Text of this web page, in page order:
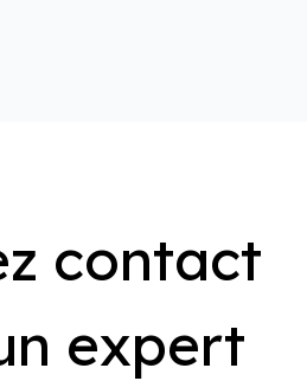
contact
expert